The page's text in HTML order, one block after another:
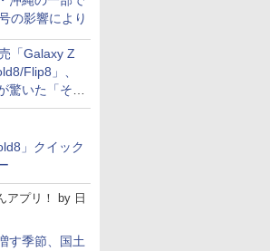
の影響により
「Galaxy Z
Flip8」、
驚いた「そば
みの薄さ」
」クイック
アプリ！ by 日
す季節、国土